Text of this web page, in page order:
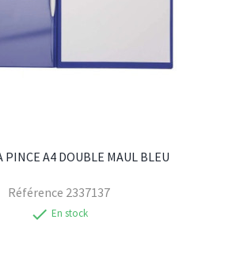
PINCE A4 DOUBLE MAUL BLEU
Référence 2337137
check En stock